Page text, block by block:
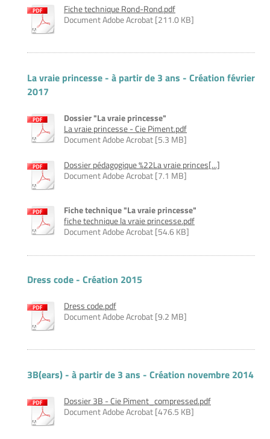
Fiche technique Rond-Rond.pdf
Document Adobe Acrobat [211.0 KB]
La vraie princesse - à partir de 3 ans - Création février
2017
Dossier "La vraie princesse"
La vraie princesse - Cie Piment.pdf
Document Adobe Acrobat [5.3 MB]
Dossier pédagogique %22La vraie princes[...]
Document Adobe Acrobat [7.1 MB]
Fiche technique "La vraie princesse"
fiche technique la vraie princesse.pdf
Document Adobe Acrobat [54.6 KB]
Dress code - Création 2015
Dress code.pdf
Document Adobe Acrobat [9.2 MB]
3B(ears) - à partir de 3 ans - Création novembre 2014
Dossier 3B - Cie Piment_compressed.pdf
Document Adobe Acrobat [476.5 KB]